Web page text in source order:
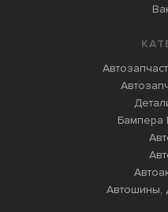
Бампера
Автошины,